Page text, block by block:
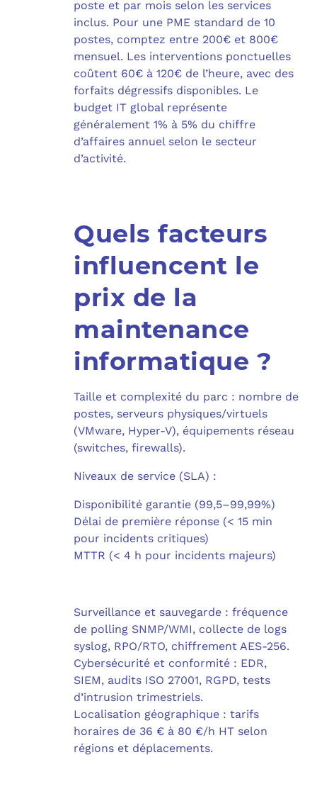
poste et par mois selon les services
inclus. Pour une PME standard de 10
postes, comptez entre 200€ et 800€
mensuel. Les interventions ponctuelles
coûtent 60€ à 120€ de l’heure, avec des
forfaits dégressifs disponibles. Le
budget IT global représente
généralement 1% à 5% du chiffre
d’affaires annuel selon le secteur
d’activité.
Quels facteurs
influencent le
prix de la
maintenance
informatique ?
Taille et complexité du parc : nombre de
postes, serveurs physiques/virtuels
(VMware, Hyper-V), équipements réseau
(switches, firewalls).
Niveaux de service (SLA) :
Disponibilité garantie (99,5–99,99%)
Délai de première réponse (< 15 min
pour incidents critiques)
MTTR (< 4 h pour incidents majeurs)
Surveillance et sauvegarde : fréquence
de polling SNMP/WMI, collecte de logs
syslog, RPO/RTO, chiffrement AES-256.
Cybersécurité et conformité : EDR,
SIEM, audits ISO 27001, RGPD, tests
d’intrusion trimestriels.
Localisation géographique : tarifs
horaires de 36 € à 80 €/h HT selon
régions et déplacements.